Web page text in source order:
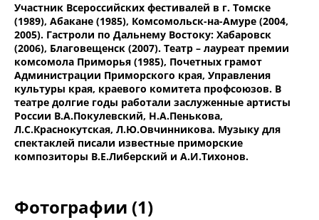
Участник Всероссийских фестивалей в г. Томске
(1989), Абакане (1985), Комсомольск-на-Амуре (2004,
2005). Гастроли по Дальнему Востоку: Хабаровск
(2006), Благовещенск (2007). Театр – лауреат премии
комсомола Приморья (1985), Почетных грамот
Администрации Приморского края, Управления
культуры края, краевого комитета профсоюзов. В
театре долгие годы работали заслуженные артисты
России В.А.Покулевский, Н.А.Пенькова,
Л.С.Краснокутская, Л.Ю.Овчинникова. Музыку для
спектаклей писали известные приморские
композиторы В.Е.Либерский и А.И.Тихонов.
Фотографии (1)